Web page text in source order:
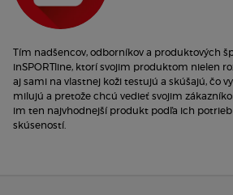
Tím nadšencov, odborníkov a produktových
inSPORTline, ktorí svojim produktom nielen
aj sami na vlastnej koži testujú a skúšajú, čo
milujú a pretože chcú vedieť svojim
im ten najvhodnejší produkt podľa ich potrieb
skúseností.